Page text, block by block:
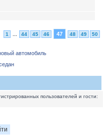
1 44 45 46 47 48 49 50
автомобиль
пользователей и гости: